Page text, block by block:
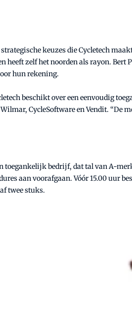
keuzes die Cycletech
heeft zelf het noorden als rayon.
hun rekening.
beschikt over een eenvoudig
CycleSoftware en Vendit.
toegankelijk bedrijf, dat tal van A-
aan voorafgaan. Vóór 15.00 uur
twee stuks.